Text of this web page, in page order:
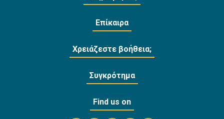
Επίκαιρα
Χρειάζεστε βοήθεια;
Συγκρότημα
Find us on